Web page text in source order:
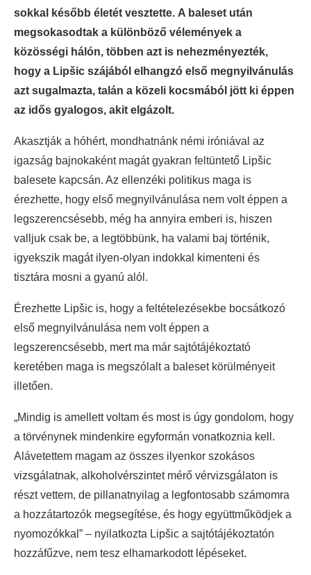
sokkal később életét vesztette. A baleset után
megsokasodtak a különböző vélemények a
közösségi hálón, többen azt is nehezményezték,
hogy a Lipšic szájából elhangzó első megnyilvánulás
azt sugalmazta, talán a közeli kocsmából jött ki éppen
az idős gyalogos, akit elgázolt.
Akasztják a hóhért, mondhatnánk némi iróniával az
igazság bajnokaként magát gyakran feltüntető Lipšic
balesete kapcsán. Az ellenzéki politikus maga is
érezhette, hogy első megnyilvánulása nem volt éppen a
legszerencsésebb, még ha annyira emberi is, hiszen
valljuk csak be, a legtöbbünk, ha valami baj történik,
igyekszik magát ilyen-olyan indokkal kimenteni és
tisztára mosni a gyanú alól.
Érezhette Lipšic is, hogy a feltételezésekbe bocsátkozó
első megnyilvánulása nem volt éppen a
legszerencsésebb, mert ma már sajtótájékoztató
keretében maga is megszólalt a baleset körülményeit
illetően.
„Mindig is amellett voltam és most is úgy gondolom, hogy
a törvénynek mindenkire egyformán vonatkoznia kell.
Alávetettem magam az összes ilyenkor szokásos
vizsgálatnak, alkoholvérszintet mérő vérvizsgálaton is
részt vettem, de pillanatnyilag a legfontosabb számomra
a hozzátartozók megsegítése, és hogy együttműködjek a
nyomozókkal” – nyilatkozta Lipšic a sajtótájékoztatón
hozzáfűzve, nem tesz elhamarkodott lépéseket.